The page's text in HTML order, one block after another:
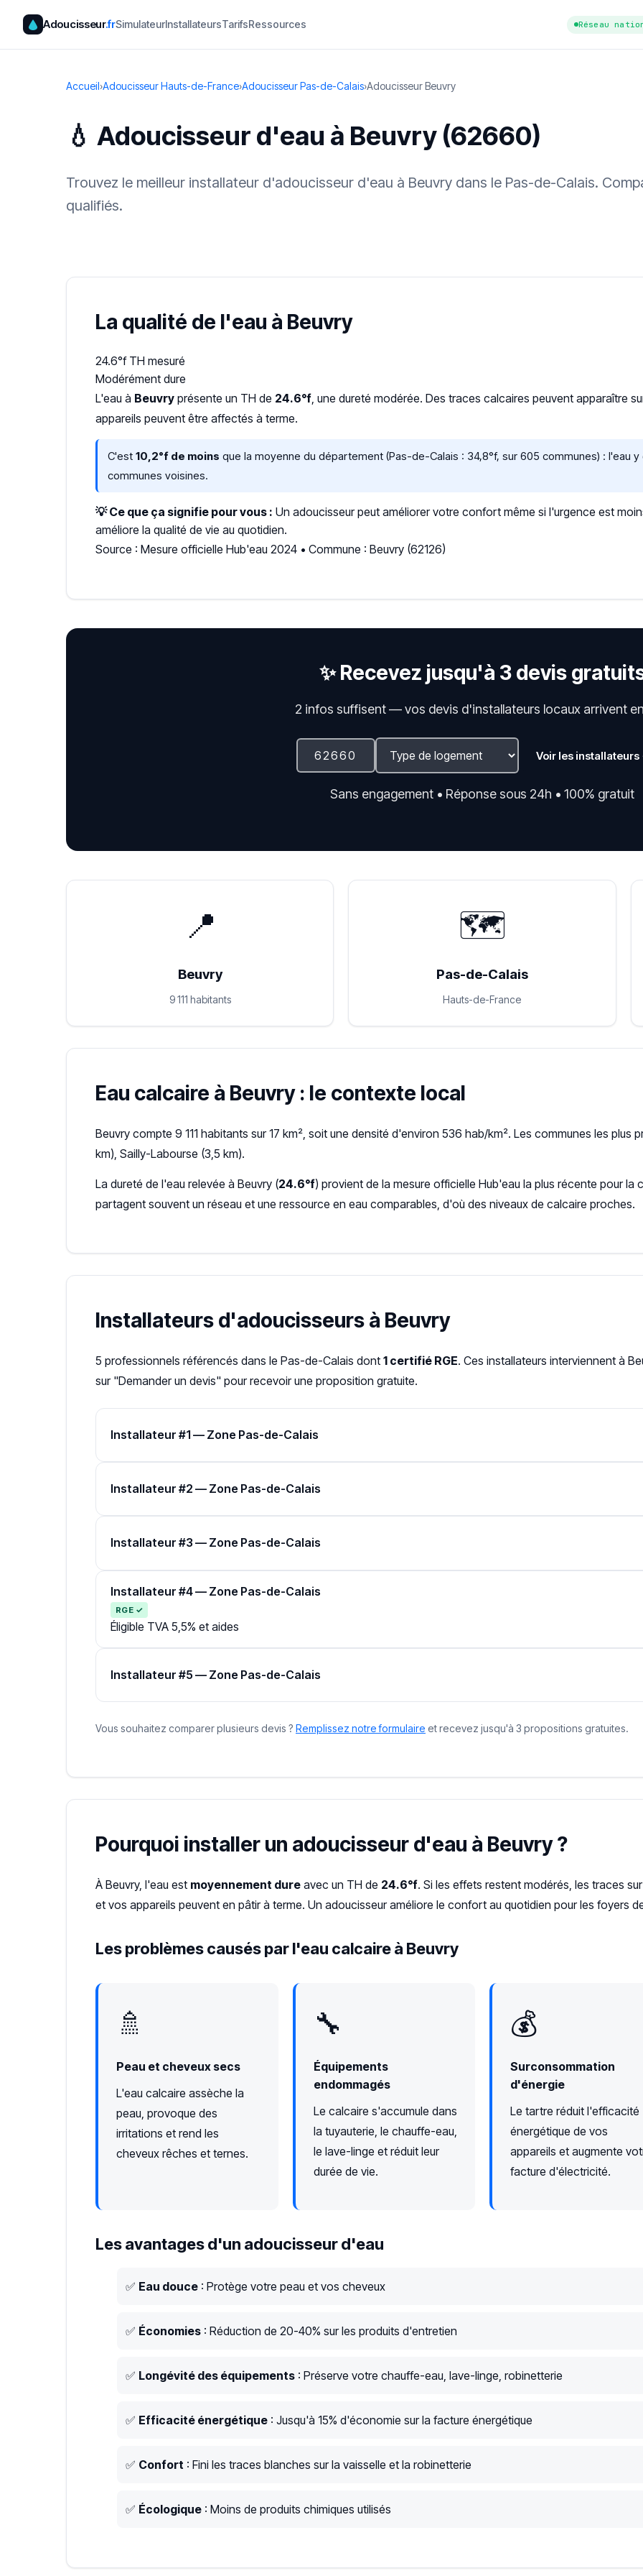
Adoucisseur.frSimulateurInstallateursTarifsRessources Réseau
Accueil›Adoucisseur Hauts-de-France›Adoucisseur Pas-de-Calais›Adoucisseur Beuvry
💧 Adoucisseur d'eau à Beuvry (62660)
Trouvez le meilleur installateur d'adoucisseur d'eau à Beuvry dans le Pas-de-Calais.
qualifiés.
La qualité de l'eau à Beuvry
24.6°f TH mesuré
Modérément dure
L'eau à Beuvry présente un TH de 24.6°f, une dureté modérée. Des traces calcaires peuvent apparaître
appareils peuvent être affectés à terme.
C'est 10,2°f de moins que la moyenne du département (Pas-de-Calais : 34,8°f, sur 605 communes) : l'eau
communes voisines.
💡 Ce que ça signifie pour vous : Un adoucisseur peut améliorer votre confort même si l'urgence est
améliore la qualité de vie au quotidien.
Source : Mesure officielle Hub'eau 2024 • Commune : Beuvry (62126)
✨ Recevez jusqu'à 3 devis
2 infos suffisent — vos devis d'installateurs locaux arrivent
Voir les
Sans engagement • Réponse sous 24h • 100% gratuit
📍
Beuvry
9 111 habitants
🗺️
Pas-de-Calais
Hauts-de-France
Eau calcaire à Beuvry : le contexte local
Beuvry compte 9 111 habitants sur 17 km², soit une densité d'environ 536 hab/km². Les communes les plus
km), Sailly-Labourse (3,5 km).
La dureté de l'eau relevée à Beuvry (24.6°f) provient de la mesure officielle Hub'eau la plus récente pour
partagent souvent un réseau et une ressource en eau comparables, d'où des niveaux de calcaire proches.
Installateurs d'adoucisseurs à Beuvry
5 professionnels référencés dans le Pas-de-Calais dont 1 certifié RGE. Ces installateurs interviennent à
sur "Demander un devis" pour recevoir une proposition gratuite.
Installateur #1 — Zone Pas-de-Calais
Installateur #2 — Zone Pas-de-Calais
Installateur #3 — Zone Pas-de-Calais
Installateur #4 — Zone Pas-de-Calais
RGE ✓
Éligible TVA 5,5% et aides
Installateur #5 — Zone Pas-de-Calais
Vous souhaitez comparer plusieurs devis ? Remplissez notre formulaire et recevez jusqu'à 3 propositions gratuites.
Pourquoi installer un adoucisseur d'eau à Beuvry ?
À Beuvry, l'eau est moyennement dure avec un TH de 24.6°f. Si les effets restent modérés, les traces
et vos appareils peuvent en pâtir à terme. Un adoucisseur améliore le confort au quotidien pour les foyers
Les problèmes causés par l'eau calcaire à Beuvry
🚿
Peau et cheveux secs
L'eau calcaire assèche la
peau, provoque des
irritations et rend les
cheveux rêches et ternes.
🔧
Équipements
endommagés
Le calcaire s'accumule dans
la tuyauterie, le chauffe-eau,
le lave-linge et réduit leur
durée de vie.
💰
Surconsommation
d'énergie
Le tartre réduit l'efficacité
énergétique de vos
appareils et augmente
facture d'électricité.
Les avantages d'un adoucisseur d'eau
✅ Eau douce : Protège votre peau et vos cheveux
✅ Économies : Réduction de 20-40% sur les produits d'entretien
✅ Longévité des équipements : Préserve votre chauffe-eau, lave-linge, robinetterie
✅ Efficacité énergétique : Jusqu'à 15% d'économie sur la facture énergétique
✅ Confort : Fini les traces blanches sur la vaisselle et la robinetterie
✅ Écologique : Moins de produits chimiques utilisés